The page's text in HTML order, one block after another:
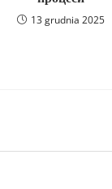
13 grudnia 2025